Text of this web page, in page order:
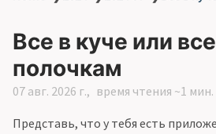
Все в куче или
полочкам
07 авг. 2026 г. время чтения ~1 мин.
Представь, что у тебя есть